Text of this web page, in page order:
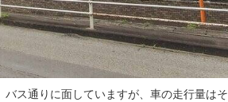
ス通りに面していますが、車の走行量はそ